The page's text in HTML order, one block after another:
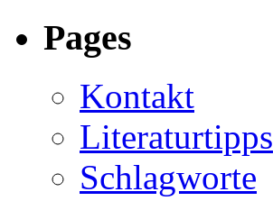
Pages
Kontakt
Literaturtipps
Schlagworte